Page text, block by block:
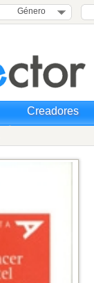
Género
Creadores